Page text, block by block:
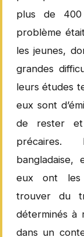
plus de 400
problème
les jeunes,
grandes
leurs études
eux sont
de rester
précaires.
bangladaise,
eux ont les
trouver du
déterminés à
dans un